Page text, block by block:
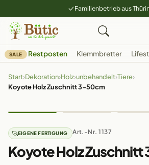
Familienbetrieb aus
SALE Restposten Klemmbretter
Start›Dekoration›Holz›unbehandelt›Tiere›
Koyote Holz Zuschnitt 3-50cm
EIGENE FERTIGUNG Art.-Nr. 1137
Koyote Holz